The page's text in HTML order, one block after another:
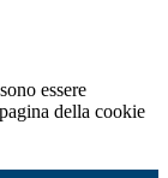
essere
della cookie